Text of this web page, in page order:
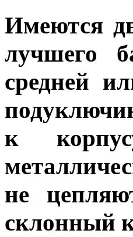
Имеются
лучшего
средней
к
не
склонный